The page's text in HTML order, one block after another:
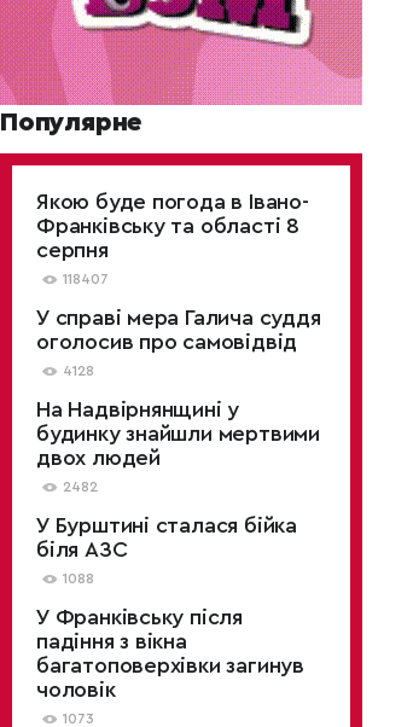
Популярне
Якою буде погода в Івано-
Франківську та області 8
серпня
118407
У справі мера Галича суддя
оголосив про самовідвід
4128
На Надвірнянщині у
будинку знайшли мертвими
двох людей
2482
У Бурштині сталася бійка
біля АЗС
1088
У Франківську після
падіння з вікна
багатоповерхівки загинув
чоловік
1073